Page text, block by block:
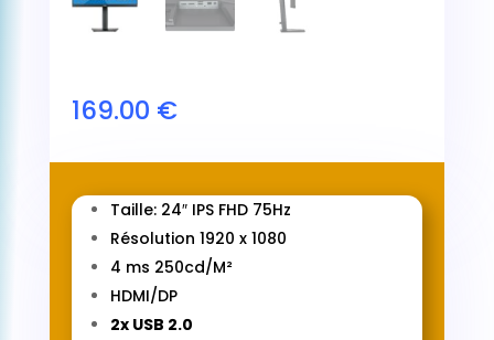
169.00 €
Taille: 24″ IPS FHD 75Hz
Résolution 1920 x 1080
4 ms 250cd/M²
HDMI/DP
2x USB 2.0